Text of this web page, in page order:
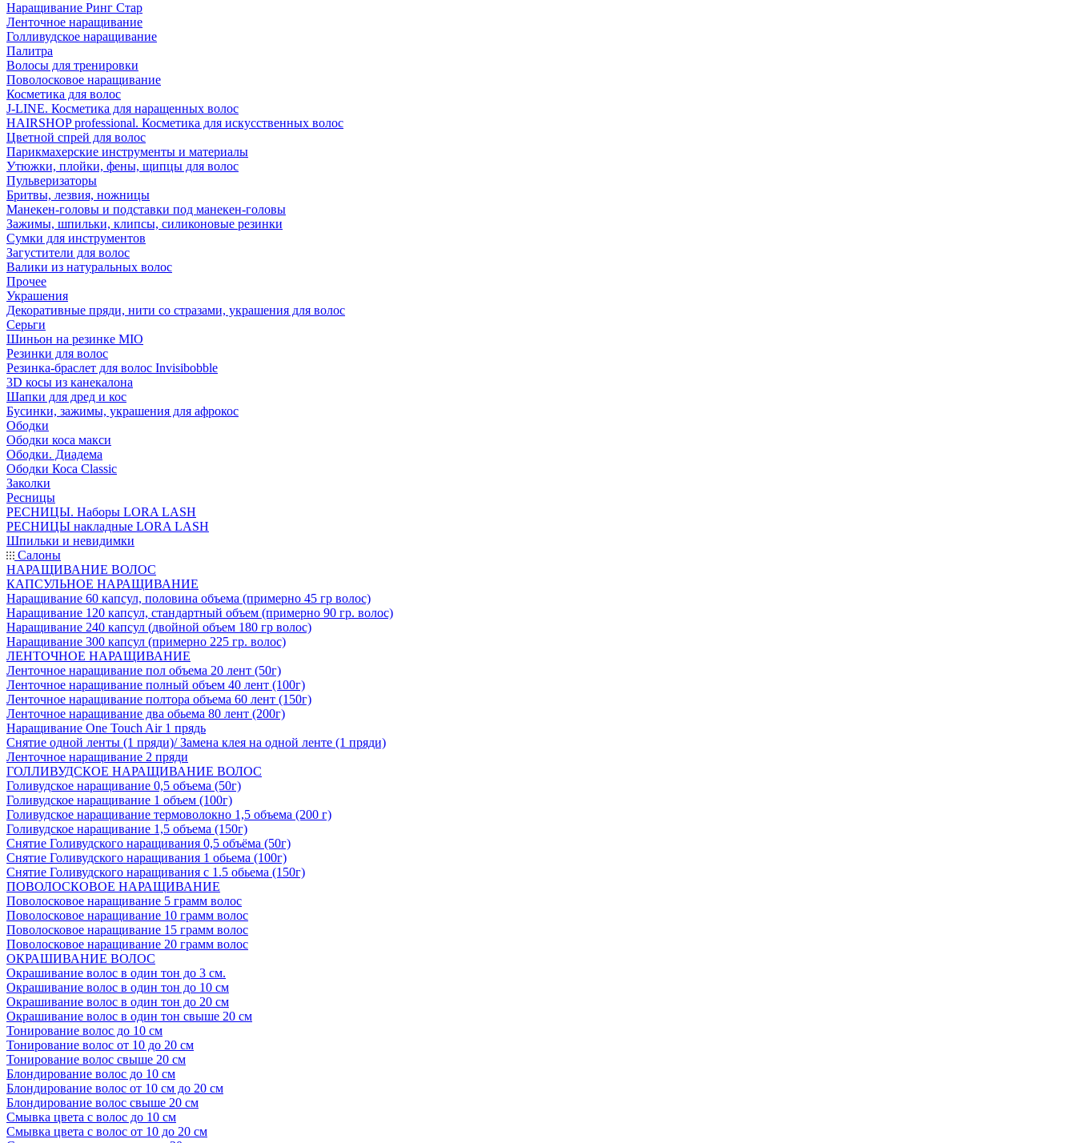
Наращивание Ринг Стар
Ленточное наращивание
Голливудское наращивание
Палитра
Волосы для тренировки
Поволосковое наращивание
Косметика для волос
J-LINE. Косметика для наращенных волос
HAIRSHOP professional. Косметика для искусственных волос
Цветной спрей для волос
Парикмахерские инструменты и материалы
Утюжки, плойки, фены, щипцы для волос
Пульверизаторы
Бритвы, лезвия, ножницы
Манекен-головы и подставки под манекен-головы
Зажимы, шпильки, клипсы, силиконовые резинки
Сумки для инструментов
Загустители для волос
Валики из натуральных волос
Прочее
Украшения
Декоративные пряди, нити со стразами, украшения для волос
Серьги
Шиньон на резинке MIO
Резинки для волос
Резинка-браслет для волос Invisibobble
3D косы из канекалона
Шапки для дред и кос
Бусинки, зажимы, украшения для афрокос
Ободки
Ободки коса макси
Ободки. Диадема
Ободки Коса Classic
Заколки
Ресницы
РЕСНИЦЫ. Наборы LORA LASH
РЕСНИЦЫ накладные LORA LASH
Шпильки и невидимки
Салоны
НАРАЩИВАНИЕ ВОЛОС
КАПСУЛЬНОЕ НАРАЩИВАНИЕ
Наращивание 60 капсул, половина объема (примерно 45 гр волос)
Наращивание 120 капсул, стандартный объем (примерно 90 гр. волос)
Наращивание 240 капсул (двойной объем 180 гр волос)
Наращивание 300 капсул (примерно 225 гр. волос)
ЛЕНТОЧНОЕ НАРАЩИВАНИЕ
Ленточное наращивание пол объема 20 лент (50г)
Ленточное наращивание полный объем 40 лент (100г)
Ленточное наращивание полтора объема 60 лент (150г)
Ленточное наращивание два обьема 80 лент (200г)
Наращивание One Touch Air 1 прядь
Снятие одной ленты (1 пряди)/ Замена клея на одной ленте (1 пряди)
Ленточное наращивание 2 пряди
ГОЛЛИВУДСКОЕ НАРАЩИВАНИЕ ВОЛОС
Голивудское наращивание 0,5 объема (50г)
Голивудское наращивание 1 объем (100г)
Голивудское наращивание термоволокно 1,5 объема (200 г)
Голивудское наращивание 1,5 объема (150г)
Снятие Голивудского наращивания 0,5 объёма (50г)
Снятие Голивудского наращивания 1 обьема (100г)
Снятие Голивудского наращивания с 1.5 обьема (150г)
ПОВОЛОСКОВОЕ НАРАЩИВАНИЕ
Поволосковое наращивание 5 грамм волос
Поволосковое наращивание 10 грамм волос
Поволосковое наращивание 15 грамм волос
Поволосковое наращивание 20 грамм волос
ОКРАШИВАНИЕ ВОЛОС
Окрашивание волос в один тон до 3 см.
Окрашивание волос в один тон до 10 см
Окрашивание волос в один тон до 20 см
Окрашивание волос в один тон свыше 20 см
Тонирование волос до 10 см
Тонирование волос от 10 до 20 см
Тонирование волос свыше 20 см
Блондирование волос до 10 см
Блондирование волос от 10 см до 20 см
Блондирование волос свыше 20 см
Смывка цвета с волос до 10 см
Смывка цвета с волос от 10 до 20 см